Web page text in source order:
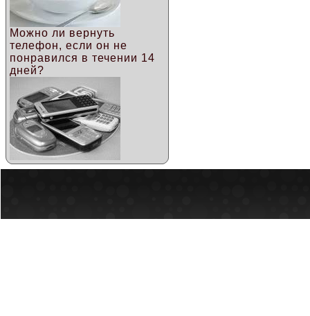
Можно ли вернуть
телефон, если он не
понравился в течении 14
дней?